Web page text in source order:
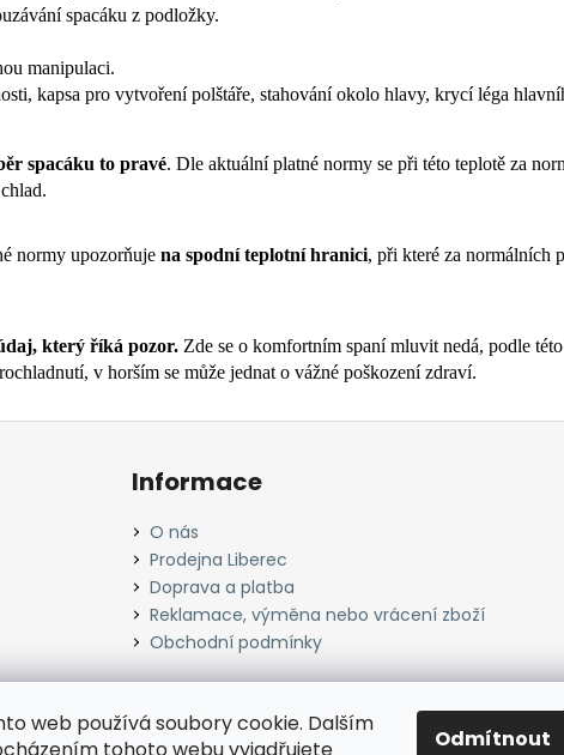
web používá soubory cookie. Dalším
Odmítnout
spacáku z podložky.
manipulaci.
kapsa pro vytvoření polštáře, stahování okolo hlavy, krycí léga
spacáku to pravé. Dle aktuální platné normy se při této teplotě za
normy upozorňuje na spodní teplotní hranici, při které za normálních
který říká pozor. Zde se o komfortním spaní mluvit nedá, podle
v horším se může jednat o vážné poškození zdraví.
Informace
O nás
Prodejna Liberec
Doprava a platba
Reklamace, výměna nebo vrácení zboží
Obchodní podmínky
Instagram Facebook Heureka.cz Zboží.cz